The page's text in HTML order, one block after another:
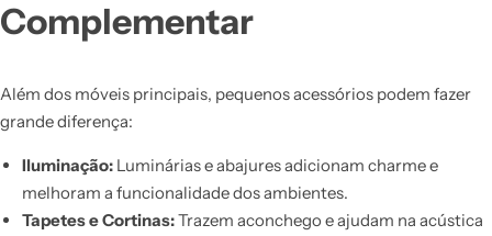
Complementar
Além dos móveis principais, pequenos acessórios podem fazer
grande diferença:
Iluminação:Luminárias e abajures adicionam charme e
melhoram a funcionalidade dos ambientes.
Tapetes e Cortinas:Trazem aconchego e ajudam na acústica